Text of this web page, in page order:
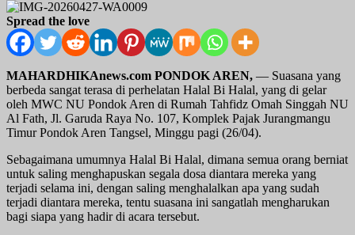
Spread the love
MAHARDHIKAnews.com PONDOK AREN, — Suasana yang
berbeda sangat terasa di perhelatan Halal Bi Halal, yang di gelar
oleh MWC NU Pondok Aren di Rumah Tahfidz Omah Singgah NU
Al Fath, Jl. Garuda Raya No. 107, Komplek Pajak Jurangmangu
Timur Pondok Aren Tangsel, Minggu pagi (26/04).
Sebagaimana umumnya Halal Bi Halal, dimana semua orang berniat
untuk saling menghapuskan segala dosa diantara mereka yang
terjadi selama ini, dengan saling menghalalkan apa yang sudah
terjadi diantara mereka, tentu suasana ini sangatlah mengharukan
bagi siapa yang hadir di acara tersebut.